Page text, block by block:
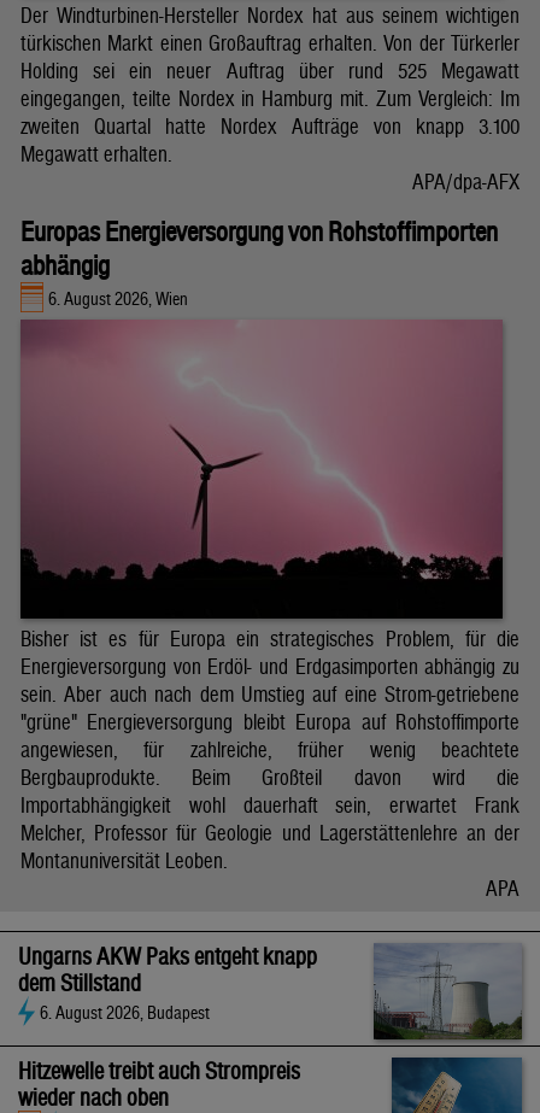
Der Windturbinen-Hersteller Nordex hat aus seinem wichtigen
türkischen Markt einen Großauftrag erhalten. Von der Türkerler
Holding sei ein neuer Auftrag über rund 525 Megawatt
eingegangen, teilte Nordex in Hamburg mit. Zum Vergleich: Im
zweiten Quartal hatte Nordex Aufträge von knapp 3.100
Megawatt erhalten.
APA/dpa-AFX
Europas Energieversorgung von Rohstoffimporten
abhängig
6. August 2026, Wien
Bisher ist es für Europa ein strategisches Problem, für die
Energieversorgung von Erdöl- und Erdgasimporten abhängig zu
sein. Aber auch nach dem Umstieg auf eine Strom-getriebene
"grüne" Energieversorgung bleibt Europa auf Rohstoffimporte
angewiesen, für zahlreiche, früher wenig beachtete
Bergbauprodukte. Beim Großteil davon wird die
Importabhängigkeit wohl dauerhaft sein, erwartet Frank
Melcher, Professor für Geologie und Lagerstättenlehre an der
Montanuniversität Leoben.
APA
Ungarns AKW Paks entgeht knapp
dem Stillstand
6. August 2026, Budapest
Hitzewelle treibt auch Strompreis
wieder nach oben